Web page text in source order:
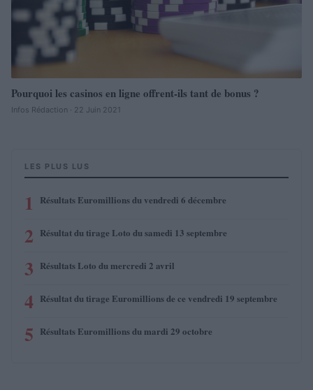
Pourquoi les casinos en ligne offrent-ils tant de bonus ?
Infos Rédaction · 22 Juin 2021
LES PLUS LUS
1 Résultats Euromillions du vendredi 6 décembre
2 Résultat du tirage Loto du samedi 13 septembre
3 Résultats Loto du mercredi 2 avril
4 Résultat du tirage Euromillions de ce vendredi 19 septembre
5 Résultats Euromillions du mardi 29 octobre